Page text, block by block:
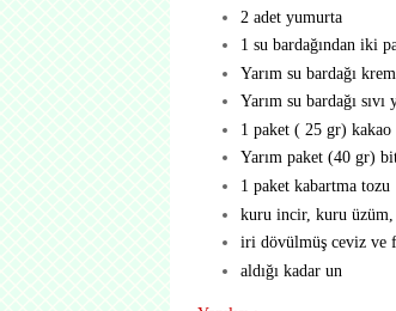
2 adet yumurta
1 su bardağından iki
Yarım su bardağı
Yarım su bardağı sıvı
1 paket ( 25 gr) kakao
Yarım paket (40 gr)
1 paket kabartma tozu
kuru incir, kuru üzüm,
iri dövülmüş ceviz ve
aldığı kadar un